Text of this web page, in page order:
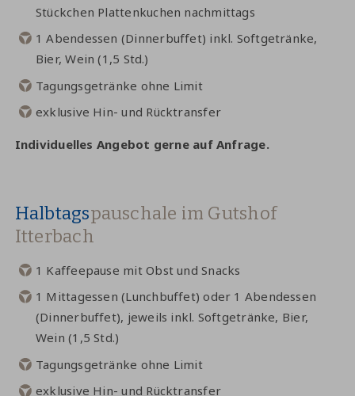
Stückchen Plattenkuchen nachmittags
1 Abendessen (Dinnerbuffet) inkl. Softgetränke,
Bier, Wein (1,5 Std.)
Tagungsgetränke ohne Limit
exklusive Hin- und Rücktransfer
Individuelles Angebot gerne auf Anfrage.
Halbtagspauschale im Gutshof
Itterbach
1 Kaffeepause mit Obst und Snacks
1 Mittagessen (Lunchbuffet) oder 1 Abendessen
(Dinnerbuffet), jeweils inkl. Softgetränke, Bier,
Wein (1,5 Std.)
Tagungsgetränke ohne Limit
exklusive Hin- und Rücktransfer